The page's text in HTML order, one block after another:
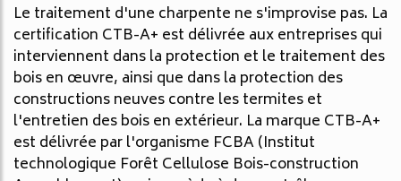
Le traitement d'une charpente ne s'improvise pas. La
certification CTB-A+ est délivrée aux entreprises qui
interviennent dans la protection et le traitement des
bois en œuvre, ainsi que dans la protection des
constructions neuves contre les termites et
l'entretien des bois en extérieur. La marque CTB-A+
est délivrée par l'organisme FCBA (Institut
technologique Forêt Cellulose Bois-construction